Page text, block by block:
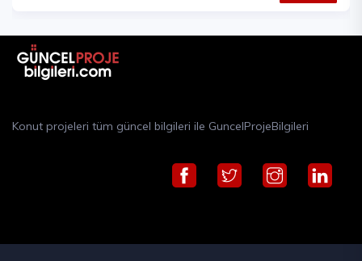
Konut projeleri tüm güncel bilgileri ile GuncelProjeBilgileri